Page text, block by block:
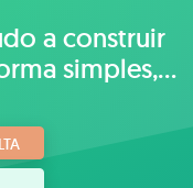
a construir
simples,